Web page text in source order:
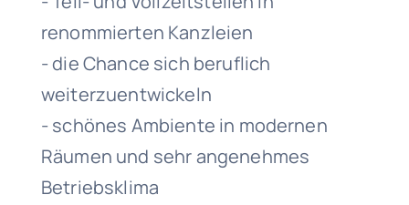
renommierten Kanzleien
- die Chance sich beruflich
weiterzuentwickeln
- schönes Ambiente in modernen
Räumen und sehr angenehmes
Betriebsklima